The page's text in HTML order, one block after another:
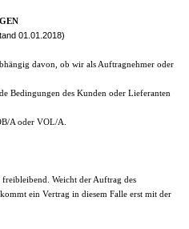
01.01.2018)
davon, ob wir als Auftragnehmer oder
Bedingungen des Kunden oder Lieferanten
A oder VOL/A.
Weicht der Auftrag des
ein Vertrag in diesem Falle erst mit der